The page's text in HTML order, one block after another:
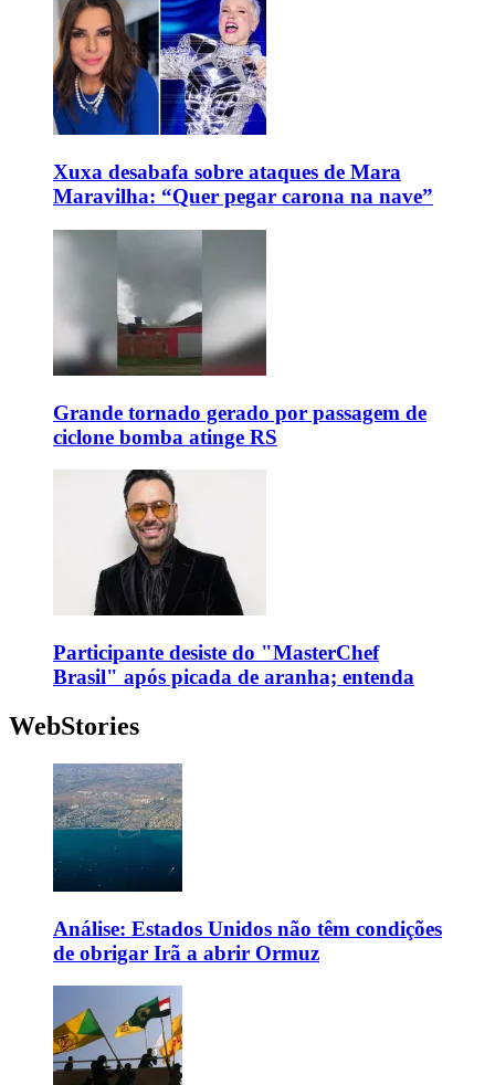
Xuxa desabafa sobre ataques de Mara
Maravilha: “Quer pegar carona na nave”
Grande tornado gerado por passagem de
ciclone bomba atinge RS
Participante desiste do "MasterChef
Brasil" após picada de aranha; entenda
WebStories
Análise: Estados Unidos não têm condições
de obrigar Irã a abrir Ormuz